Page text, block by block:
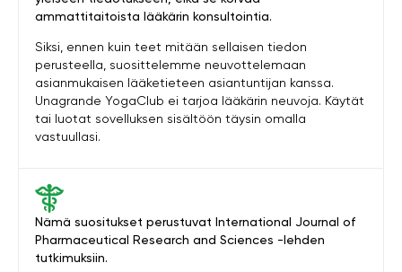
Nämä suositukset perustuvat International Journal of
Pharmaceutical Research and Sciences -lehden
tutkimuksiin.
ammattitaitoista lääkärin konsultointia.
Siksi, ennen kuin teet mitään sellaisen tiedon
perusteella, suosittelemme neuvottelemaan
asianmukaisen lääketieteen asiantuntijan kanssa.
Unagrande YogaClub ei tarjoa lääkärin neuvoja. Käytät
tai luotat sovelluksen sisältöön täysin omalla
vastuullasi.